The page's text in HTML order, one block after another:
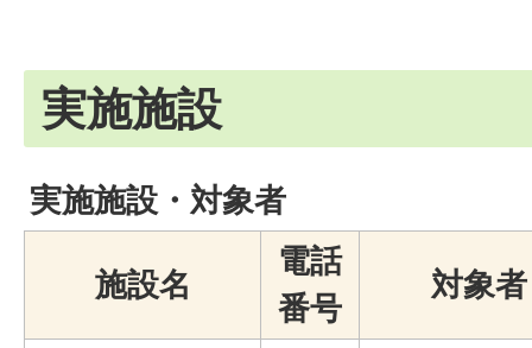
実施施設
実施施設・対象者
施設名
電話
番号
対象者